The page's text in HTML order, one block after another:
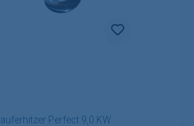
Perfect 9,0 KW